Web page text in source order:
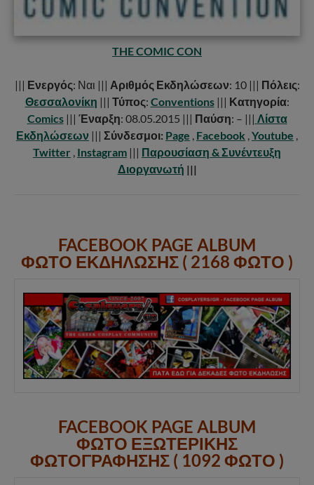
THE COMIC CON
||| Ενεργός: Ναι ||| Αριθμός Εκδηλώσεων: 10 ||| Πόλεις:
Θεσσαλονίκη ||| Τύπος: Conventions||| Κατηγορία:
Comics||| Έναρξη: 08.05.2015 ||| Παύση: – ||| Λίστα
Εκδηλώσεων ||| Σύνδεσμοι: Page Facebook Youtube
Twitter Instagram ||| Παρουσίαση & Συνέντευξη
Διοργανωτή |||
FACEBOOK PAGE ALBUM
ΦΩΤΟ ΕΚΔΗΛΩΣΗΣ ( 2168 ΦΩΤΟ )
FACEBOOK PAGE ALBUM
ΦΩΤΟ ΕΞΩΤΕΡΙΚΗΣ
ΦΩΤΟΓΡΑΦΗΣΗΣ ( 1092 ΦΩΤΟ )